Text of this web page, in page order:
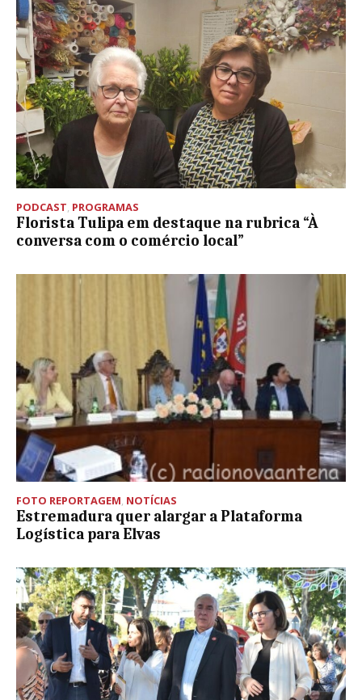
PODCAST, PROGRAMAS
Florista Tulipa em destaque na rubrica “À
conversa com o comércio local”
FOTO REPORTAGEM, NOTÍCIAS
Estremadura quer alargar a Plataforma
Logística para Elvas